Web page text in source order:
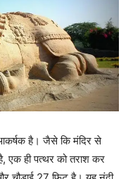
आकर्षक है। जैसे कि मंदिर से
एक ही पत्थर को तराश कर